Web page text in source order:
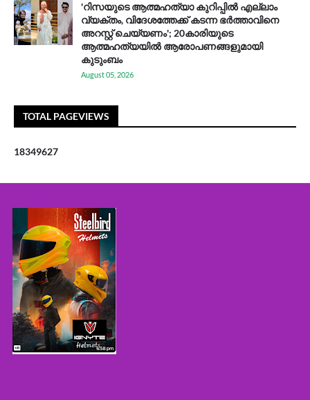
'റിസയുടെ ആത്മഹത്യാ കുറിപ്പിൽ എല്ലാം
വ്യക്തം, വിദേശത്തേക്ക് കടന്ന ഭർത്താവിനെ
അറസ്റ്റ് ചെയ്യണം'; 20കാരിയുടെ
ആത്മഹത്യയിൽ ആരോപണങ്ങളുമായി
കുടുംബം
August 05, 2026
TOTAL PAGEVIEWS
18349627